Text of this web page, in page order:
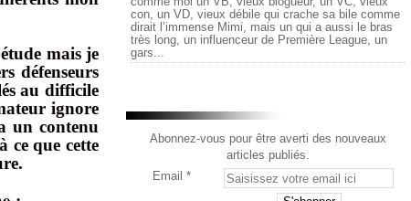
mais je
défenseurs
au difficile
ignore
un contenu
ce que cette
con, un VD, vieux débile qui crache sa bile comme
dirait l’immense Mimi, mais un qui a aussi le bras
très long, un influenceur de Première League, un
gars...
Abonnez-vous pour être averti des nouveaux
articles publiés.
Email